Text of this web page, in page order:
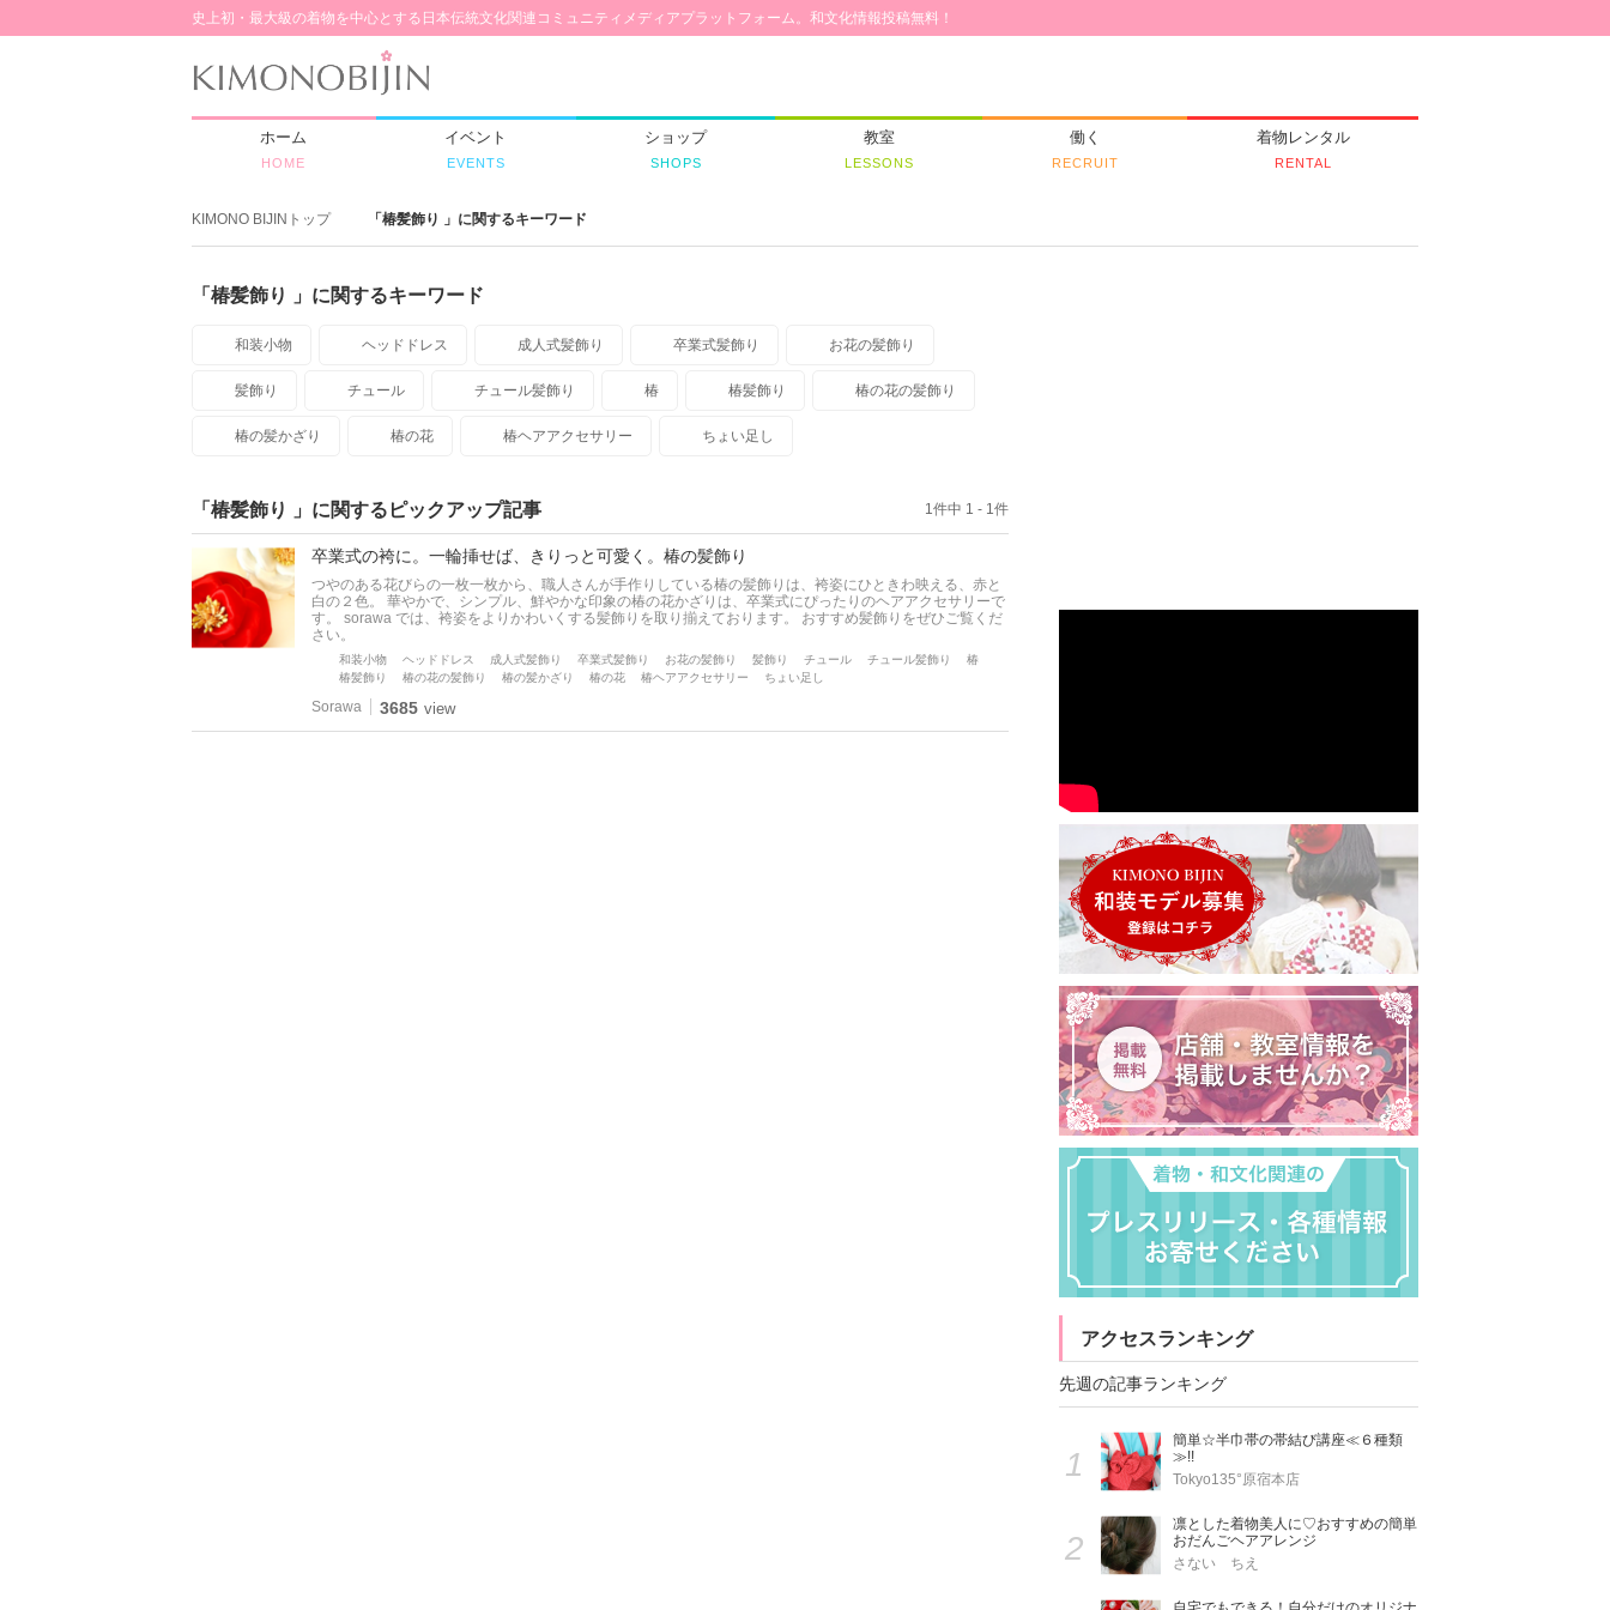
史上初・最大級の着物を中心とする日本伝統文化関連コミュニティメディアプラットフォーム。和文化情報投稿無料！
ホーム
HOME
イベント
EVENTS
ショップ
SHOPS
教室
LESSONS
働く
RECRUIT
着物レンタル
RENTAL
KIMONO BIJINトップ 「椿髪飾り 」に関するキーワード
「椿髪飾り 」に関するキーワード
和装小物 ヘッドドレス 成人式髪飾り 卒業式髪飾り お花の髪飾り
髪飾り チュール チュール髪飾り 椿 椿髪飾り 椿の花の髪飾り
椿の髪かざり 椿の花 椿ヘアアクセサリー ちょい足し
「椿髪飾り 」に関するピックアップ記事 1件中 1 - 1件
卒業式の袴に。一輪挿せば、きりっと可愛く。椿の髪飾り
つやのある花びらの一枚一枚から、職人さんが手作りしている椿の髪飾りは、袴姿にひときわ映える、赤と
白の２色。 華やかで、シンプル、鮮やかな印象の椿の花かざりは、卒業式にぴったりのヘアアクセサリーで
す。 sorawa では、袴姿をよりかわいくする髪飾りを取り揃えております。 おすすめ髪飾りをぜひご覧くだ
さい。
和装小物 ヘッドドレス 成人式髪飾り 卒業式髪飾り お花の髪飾り 髪飾り チュール チュール髪飾り
椿
椿髪飾り
椿の花の髪飾り 椿の髪かざり 椿の花 椿ヘアアクセサリー ちょい足し
Sorawa 3685 view
アクセスランキング
先週の記事ランキング
1
簡単☆半巾帯の帯結び講座≪６種類
≫!!
Tokyo135°原宿本店
2
凛とした着物美人に♡おすすめの簡単
おだんごヘアアレンジ
さない ちえ